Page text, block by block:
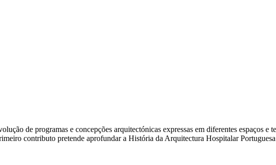
de programas e concepções arquitectónicas expressas em diferentes espaços e
contributo pretende aprofundar a História da Arquitectura Hospitalar